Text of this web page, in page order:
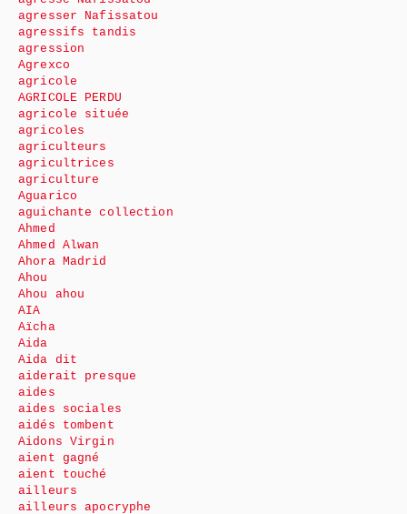
agresser Nafissatou
agressifs tandis
agression
Agrexco
agricole
AGRICOLE PERDU
agricole située
agricoles
agriculteurs
agricultrices
agriculture
Aguarico
aguichante collection
Ahmed
Ahmed Alwan
Ahora Madrid
Ahou
Ahou ahou
AIA
Aïcha
Aida
Aida dit
aiderait presque
aides
aides sociales
aidés tombent
Aidons Virgin
aient gagné
aient touché
ailleurs
ailleurs apocryphe